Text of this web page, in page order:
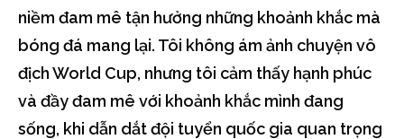
niềm đam mê tận hưởng những khoảnh khắc mà
bóng đá mang lại. Tôi không ám ảnh chuyện vô
địch World Cup, nhưng tôi cảm thấy hạnh phúc
và đầy đam mê với khoảnh khắc mình đang
sống, khi dẫn dắt đội tuyển quốc gia quan trọng